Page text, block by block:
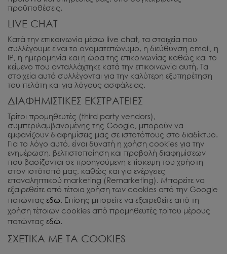
προϋποθέσεις.
LIVE CHAT
Κατά την επικοινωνία μέσω live chat, τα στοιχεία που
συλλέγουμε είναι το ονοματεπώνυμο, η διεύθυνση email, η
IP, η ημερομηνία και η ώρα της επικοινωνίας καθώς και το
κείμενο που ανταλλάχτηκε κατά την επικοινωνία αυτή. Τα
στοιχεία αυτά συλλέγονται για την καλύτερη εξυπηρέτηση
του πελάτη και για λόγους ασφάλειας.
ΔΙΑΦΗΜΙΣΤΙΚΕΣ ΕΚΣΤΡΑΤΕΙΕΣ
Τρίτοι προμηθευτές (third party vendors),
συμπεριλαμβανομένης της Google, μπορούν να
εμφανίζουν διαφημίσεις μας σε ιστοτόπους στο διαδίκτυο.
Για το λόγο αυτό, είναι δυνατή η χρήση cookies για την
ενημέρωση, βελτιστοποίηση και προβολή διαφημίσεων
που βασίζονται σε προηγούμενη επίσκεψη του χρήστη
στον ιστότοπό μας, καθώς και για ενέργειες
επαναληπτικού marketing (Remarketing). Μπορείτε να
εξαιρεθείτε από τέτοια χρήση των cookies από την Google
πατώντας εδώ. Επίσης μπορείτε να εξαιρεθείτε από τη
χρήση τέτοιων cookies από προμηθευτές τρίτου μέρους
πατώντας εδώ.
ΣΧΕΤΙΚΑ ΜΕ ΤΑ COOKIES